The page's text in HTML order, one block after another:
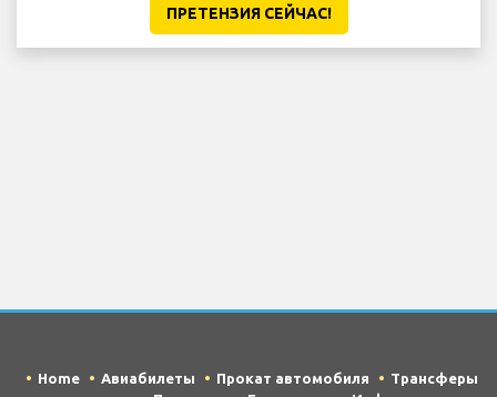
ПРЕТЕНЗИЯ CЕЙЧАС!
Home Авиабилеты Прокат автомобиля
Трансферы